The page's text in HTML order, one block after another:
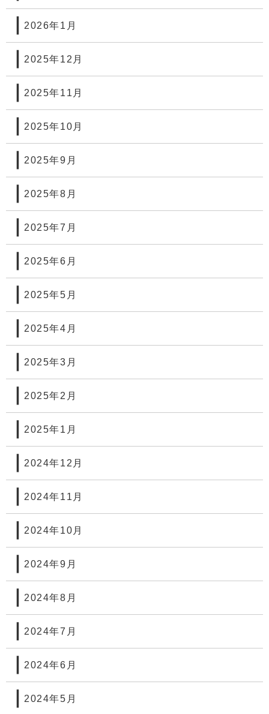
2026年1月
2025年12月
2025年11月
2025年10月
2025年9月
2025年8月
2025年7月
2025年6月
2025年5月
2025年4月
2025年3月
2025年2月
2025年1月
2024年12月
2024年11月
2024年10月
2024年9月
2024年8月
2024年7月
2024年6月
2024年5月